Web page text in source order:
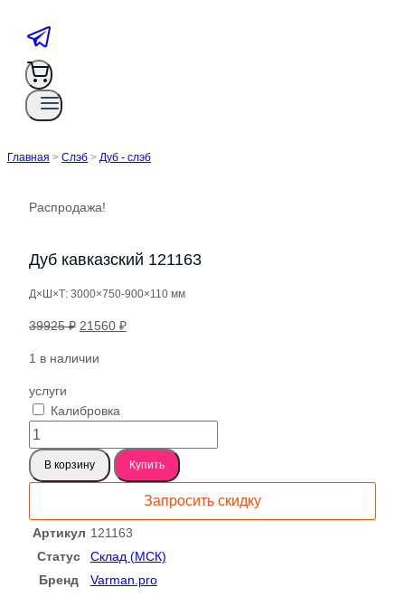
Главная > Слэб > Дуб - слэб
Распродажа!
Дуб кавказский 121163
Д×Ш×Т: 3000×750-900×110 мм
39925₽ Первоначальная
составляла
21560 ₽Текущая
1 в наличии
услуги
Калибровка
Количество
товара
Дуб
кавказский
В корзину Купить
Запросить скидку
Артикул 121163
Статус
Склад (МСК)
Бренд
Varman.pro